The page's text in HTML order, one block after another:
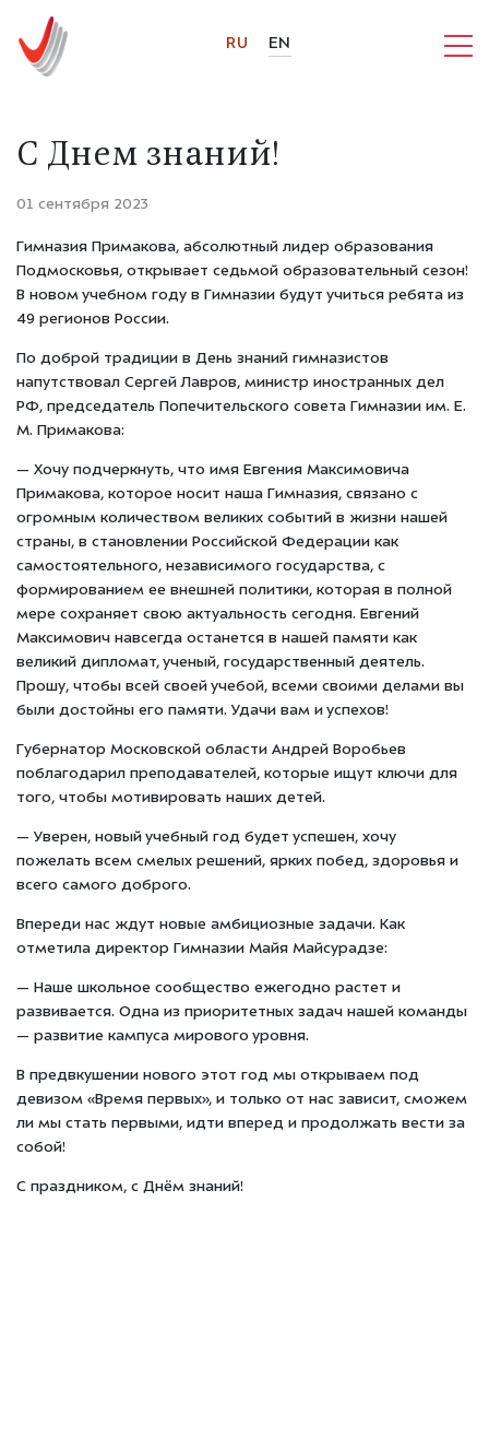
RU EN
С Днем знаний!
01 сентября 2023
Гимназия Примакова, абсолютный лидер образования
Подмосковья, открывает седьмой образовательный сезон!
В новом учебном году в Гимназии будут учиться ребята из
49 регионов России.
По доброй традиции в День знаний гимназистов
напутствовал Сергей Лавров, министр иностранных дел
РФ, председатель Попечительского совета Гимназии им. Е.
М. Примакова:
— Хочу подчеркнуть, что имя Евгения Максимовича
Примакова, которое носит наша Гимназия, связано с
огромным количеством великих событий в жизни нашей
страны, в становлении Российской Федерации как
самостоятельного, независимого государства, с
формированием ее внешней политики, которая в полной
мере сохраняет свою актуальность сегодня. Евгений
Максимович навсегда останется в нашей памяти как
великий дипломат, ученый, государственный деятель.
Прошу, чтобы всей своей учебой, всеми своими делами вы
были достойны его памяти. Удачи вам и успехов!
Губернатор Московской области Андрей Воробьев
поблагодарил преподавателей, которые ищут ключи для
того, чтобы мотивировать наших детей.
— Уверен, новый учебный год будет успешен, хочу
пожелать всем смелых решений, ярких побед, здоровья и
всего самого доброго.
Впереди нас ждут новые амбициозные задачи. Как
отметила директор Гимназии Майя Майсурадзе:
— Наше школьное сообщество ежегодно растет и
развивается. Одна из приоритетных задач нашей команды
— развитие кампуса мирового уровня.
В предвкушении нового этот год мы открываем под
девизом «Время первых», и только от нас зависит, сможем
ли мы стать первыми, идти вперед и продолжать вести за
собой!
С праздником, с Днём знаний!